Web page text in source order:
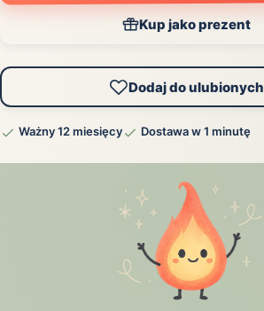
Kup jako prezent
Dodaj do ulubionych
Ważny 12 miesięcy Dostawa w 1 minutę